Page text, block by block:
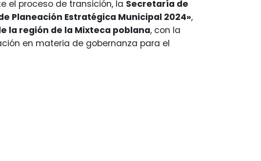
el proceso de transición, la Secretaría de
Planeación Estratégica Municipal 2024»,
la región de la Mixteca poblana, con la
en materia de gobernanza para el